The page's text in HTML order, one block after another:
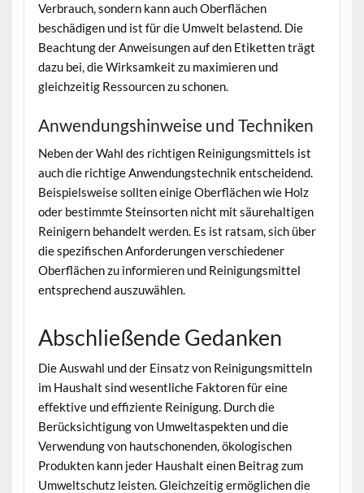
Verbrauch, sondern kann auch Oberflächen
beschädigen und ist für die Umwelt belastend. Die
Beachtung der Anweisungen auf den Etiketten trägt
dazu bei, die Wirksamkeit zu maximieren und
gleichzeitig Ressourcen zu schonen.
Anwendungshinweise und Techniken
Neben der Wahl des richtigen Reinigungsmittels ist
auch die richtige Anwendungstechnik entscheidend.
Beispielsweise sollten einige Oberflächen wie Holz
oder bestimmte Steinsorten nicht mit säurehaltigen
Reinigern behandelt werden. Es ist ratsam, sich über
die spezifischen Anforderungen verschiedener
Oberflächen zu informieren und Reinigungsmittel
entsprechend auszuwählen.
Abschließende Gedanken
Die Auswahl und der Einsatz von Reinigungsmitteln
im Haushalt sind wesentliche Faktoren für eine
effektive und effiziente Reinigung. Durch die
Berücksichtigung von Umweltaspekten und die
Verwendung von hautschonenden, ökologischen
Produkten kann jeder Haushalt einen Beitrag zum
Umweltschutz leisten. Gleichzeitig ermöglichen die